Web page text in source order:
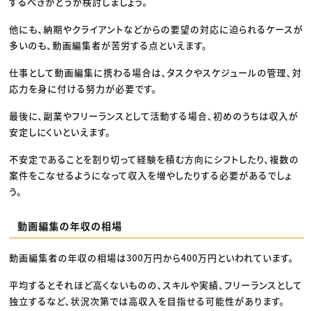
他にも、納期やクライアントなどからの要望の対応に迫られるケースが
多いのも、動画編集者が苦労する点といえます。
仕事として動画編集に携わる場合は、タスクやスケジュールの管理、対
応力を身に付ける努力が必要です。
最後に、副業やフリーランスとして活動する場合、初めのうちは収入が
安定しにくいといえます。
不安定であることを割り切って経験を積む方向にシフトしたり、複数の
案件をこなせるようになって収入を増やしたりする必要があるでしょ
う。
動画編集の年収の相場
動画編集者の年収の相場は300万円から400万円といわれています。
平均するとそれほど高くないものの、スキルや実績、フリーランスとして
独立するなど、状況次第では高収入を目指せる可能性があります。